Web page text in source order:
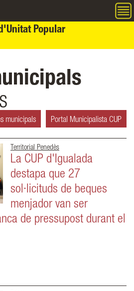
Popular
municipals Portal Municipalista CUP
Territorial Penedès
La CUP d'Igualada
destapa que 27
sol·licituds de beques
menjador van ser
de pressupost durant el